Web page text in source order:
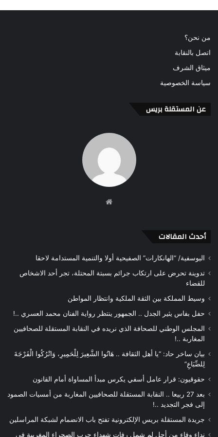
من نحن؟
اتصل بالنقابة
ميثاق الشرف
سياسة الخصوصية
عن المستقلة بريس
أحدث المقالات
اليوسفية/ “الهانكارات” الصفيحية أولا والتنمية المستدامة لاحقا
تدوينة تحرض على ارتكاب جرائم بسبتة المحتلة، تجر أحد الاشخاص
للقضاء
وسيط المملكة بين الثقة الملكية وانتظار المواطن
حفل بفاس يثير الجدل .. الجمهور ينتظر رواية الفنان محمد العسري ..!
المجلس الوطني للصحافة الذي نريده في النقابة المستقلة للصحافيين
المغاربة ..!
بيان ساخر حاد: “يا أهل الثقافة .. هَاتُوا الشَّعِيرَ لِلْحَمِيرِ، وَاتْرُكُوا الْفَرْجَةَ
لِلضِّبَاعِ”
حقوقيون: قرار عامل أسفي يكرس مبدأ المساواة أمام القانون
بعد 27 ربيعا .. النقابة المستقلة للصحافيين المغاربة من أمسيات الصمود
إلى فجر التجديد ..!
جريدة المستقلة بريس الإلكترونية تفتح باب الانضمام لشبكة المراسلين
نداء وفاء من أجل لم شمل رفات شهداء حرب الصحراء المغربية في